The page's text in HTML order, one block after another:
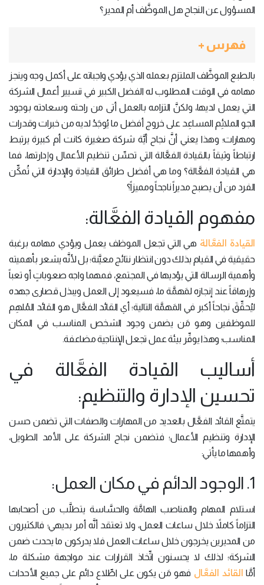
المسؤول عن النجاح هل الموظَّف أم المدير؟
فهرس +
بالطبع الموظَّف الملتزم بعمله الذي يؤدي واجباته على أكمل وجه وينجز
مهامه في الوقت المطلوب له الفضل الكبير في تسيير أعمال الشركة
التي يعمل لديها، ولكنَّ التزامه بالعمل أتى من راحته وسعادته بوجود
الجو الملائِم المساعِد على خروج أفضل ما يُوجَدُ لديه من خبرات وقدرات
ومهارات؛ وهذا يعني أنَّ نجاح أيَّة شركة صغيرة كانت أم كبيرة يرتبط
ارتباطاً وثيقاً بالقيادة الفعَّالة التي تحسِّن تنظيم الأعمال وإدارتها، فما
هي القيادة الفعَّالة؟ وما هي أفضل طرائق القيادة والإدارة التي تُمكِّن
الفرد من أن يصبح مديراً ناجحاً ومميزاً؟
مفهوم القيادة الفعَّالة:
القيادة الفعَّالة هي التي تجعل الموظف يعمل ويؤدي مهامه برغبة
حقيقية في القيام بذلك دون انتظار نتائج معيَّنة؛ بل لأنَّه يشعر بأهميته
وأهمية الرسالة التي يؤديها في المجتمع، فمهما واجه صعوباتٍ أو تعباً
وإرهاقاً عند إنجازه لمَهمَّة ما، فسيعود إلى العمل ويبذل قصارى جهده
ليُحقِّقَ نجاحاً أكبر في المَهمَّة التالية؛ أي القائد الفعَّال هو القائد المُلهِم
للموظفين وهو مَن يضمن وجود الشخص المناسب في المكان
المناسب؛ وهذا يوفِّر بيئة عمل تجعل الإنتاجية مضاعفة.
أساليب القيادة الفعَّالة في
تحسين الإدارة والتنظيم:
يتمتَّع القائد الفعَّال بالعديد من المهارات والصفات التي تضمن حسن
الإدارة وتنظيم الأعمال؛ فتضمن نجاح الشركة على الأمد الطويل،
وأهمها ما يأتي:
1. الوجود الدائم في مكان العمل:
استلام المهام والمناصب الهامَّة والحسَّاسة يتطلَّب من أصحابها
التزاماً كاملاً خلال ساعات العمل، ولا تعتقد أنَّه أمر بديهي؛ فالكثيرون
من المديرين يخرجون خلال ساعات العمل فلا يدركون ما يحدث ضمن
الشركة؛ لذلك لا يحسنون اتِّخاذ القرارات عند مواجهة مشكلة ما،
أمَّا القائد الفعَّال فهو مَن يكون على اطِّلاع دائم على جميع الأحداث